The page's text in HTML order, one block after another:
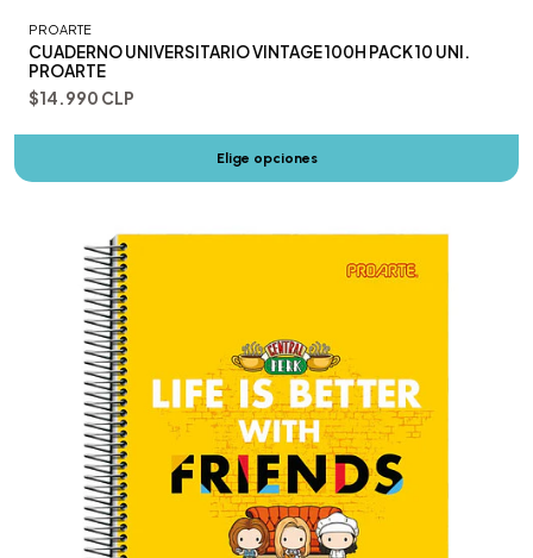
PROARTE
CUADERNO UNIVERSITARIO VINTAGE 100H PACK 10 UNI.
PROARTE
$14.990 CLP
Elige opciones